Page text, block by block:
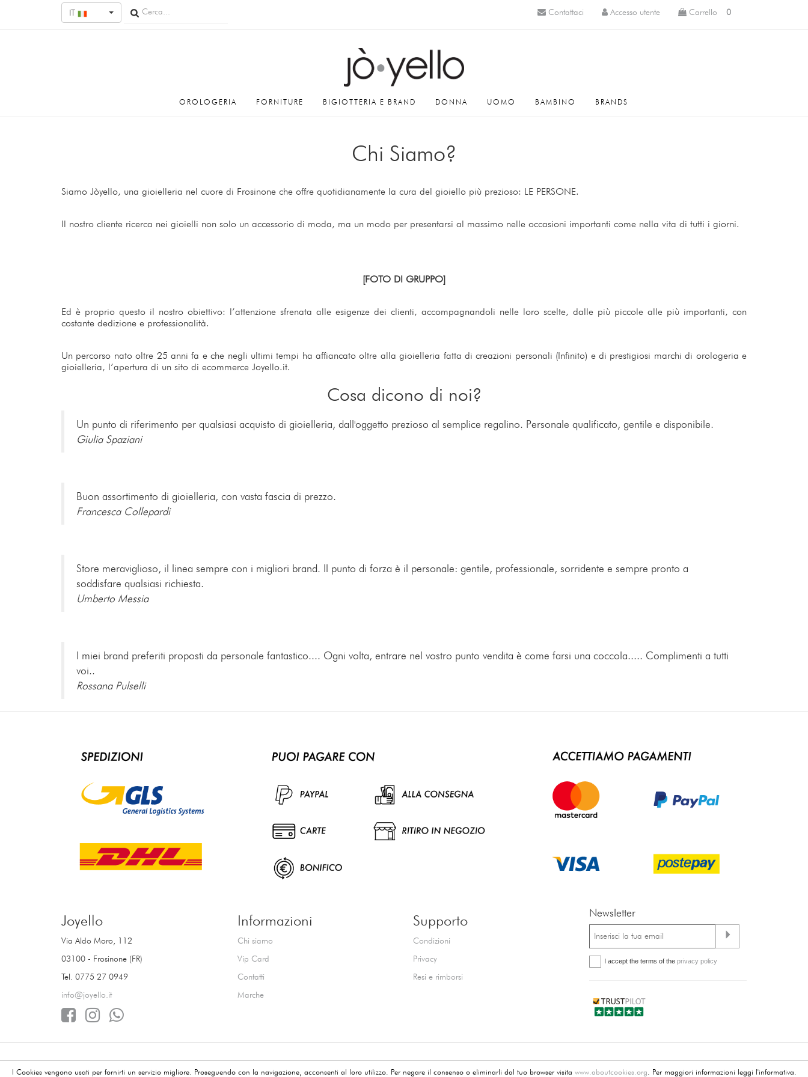
IT Carrello 0
Accesso utente
Contattaci
OROLOGERIA FORNITURE BIGIOTTERIA E BRAND DONNA UOMO BAMBINO BRANDS
Chi Siamo?
Siamo Jòyello, una gioielleria nel cuore di Frosinone che offre quotidianamente la cura del gioiello più prezioso: LE PERSONE.
Il nostro cliente ricerca nei gioielli non solo un accessorio di moda, ma un modo per presentarsi al massimo nelle occasioni importanti come nella vita di tutti i giorni.
[FOTO DI GRUPPO]
Ed è proprio questo il nostro obiettivo: l’attenzione sfrenata alle esigenze dei clienti, accompagnandoli nelle loro scelte, dalle più piccole alle più importanti, con
costante dedizione e professionalità.
Un percorso nato oltre 25 anni fa e che negli ultimi tempi ha affiancato oltre alla gioielleria fatta di creazioni personali (Infinito) e di prestigiosi marchi di orologeria e
gioielleria, l’apertura di un sito di ecommerce Joyello.it.
Cosa dicono di noi?
Un punto di riferimento per qualsiasi acquisto di gioielleria, dall'oggetto prezioso al semplice regalino. Personale qualificato, gentile e disponibile.
Giulia Spaziani
Buon assortimento di gioielleria, con vasta fascia di prezzo.
Francesca Collepardi
Store meraviglioso, il linea sempre con i migliori brand. Il punto di forza è il personale: gentile, professionale, sorridente e sempre pronto a
soddisfare qualsiasi richiesta.
Umberto Messia
I miei brand preferiti proposti da personale fantastico.... Ogni volta, entrare nel vostro punto vendita è come farsi una coccola..... Complimenti a tutti
voi..
Rossana Pulselli
Joyello
Via Aldo Moro, 112
03100 - Frosinone (FR)
Tel. 0775 27 0949
info@joyello.it
Informazioni
Chi siamo
Vip Card
Contatti
Marche
Supporto
Condizioni
Privacy
Resi e rimborsi
Newsletter
I accept the terms of the privacy policy
I Cookies vengono usati per fornirti un servizio migliore. Proseguendo con la navigazione, acconsenti al loro utilizzo. Per negare il consenso o eliminarli dal tuo browser visita www.aboutcookies.org. Per maggiori informazioni leggi l'informativa.